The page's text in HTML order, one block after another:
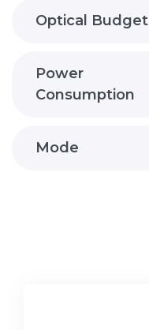
Optical Budget
Power
Consumption
Mode